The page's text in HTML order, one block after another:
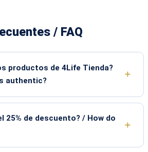
/ FAQ
productos de 4Life Tienda?
authentic?
25% de descuento? / How do